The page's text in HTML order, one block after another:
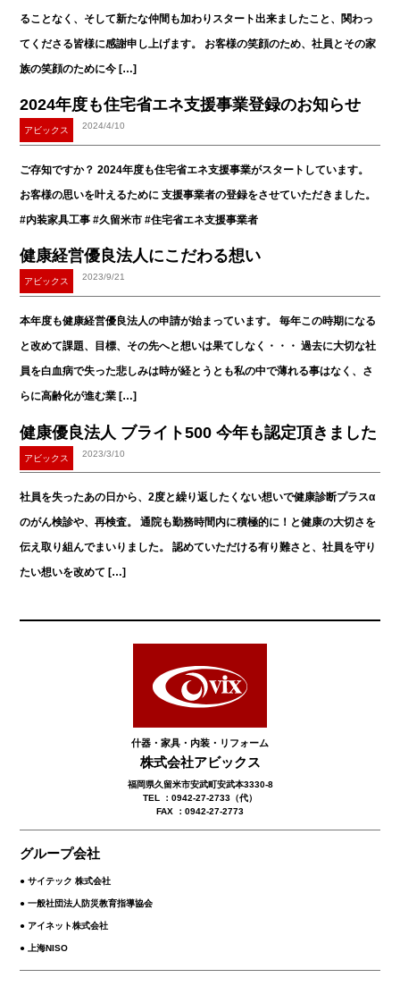
ることなく、そして新たな仲間も加わりスタート出来ましたこと、関わっ
てくださる皆様に感謝申し上げます。 お客様の笑顔のため、社員とその家
族の笑顔のために今 […]
2024年度も住宅省エネ支援事業登録のお知らせ
2024/4/10
アビックス
ご存知ですか？ 2024年度も住宅省エネ支援事業がスタートしています。
お客様の思いを叶えるために 支援事業者の登録をさせていただきました。
#内装家具工事 #久留米市 #住宅省エネ支援事業者
健康経営優良法人にこだわる想い
2023/9/21
アビックス
本年度も健康経営優良法人の申請が始まっています。 毎年この時期になる
と改めて課題、目標、その先へと想いは果てしなく・・・ 過去に大切な社
員を白血病で失った悲しみは時が経とうとも私の中で薄れる事はなく、さ
らに高齢化が進む業 […]
健康優良法人 ブライト500 今年も認定頂きました
2023/3/10
アビックス
社員を失ったあの日から、2度と繰り返したくない想いで健康診断プラスα
のがん検診や、再検査。 通院も勤務時間内に積極的に！と健康の大切さを
伝え取り組んでまいりました。 認めていただける有り難さと、社員を守り
たい想いを改めて […]
什器・家具・内装・リフォーム
株式会社アビックス
福岡県久留米市安武町安武本3330-8
TEL ：0942-27-2733（代）
FAX ：0942-27-2773
グループ会社
● サイテック 株式会社
● 一般社団法人防災教育指導協会
● アイネット株式会社
● 上海NISO